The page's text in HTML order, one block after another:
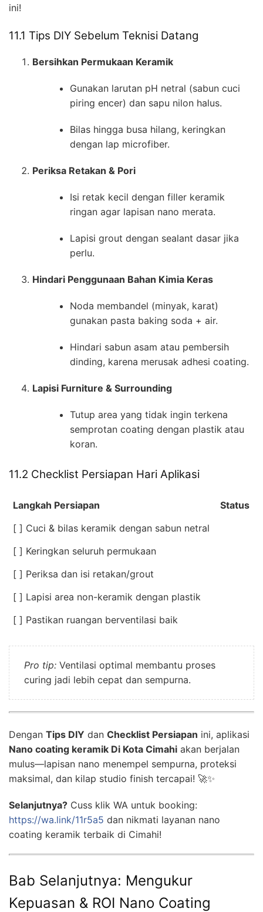
ini!
11.1 Tips DIY Sebelum Teknisi Datang
Bersihkan Permukaan Keramik
Gunakan larutan pH netral (sabun cuci
piring encer) dan sapu nilon halus.
Bilas hingga busa hilang, keringkan
dengan lap microfiber.
Periksa Retakan & Pori
Isi retak kecil dengan filler keramik
ringan agar lapisan nano merata.
Lapisi grout dengan sealant dasar jika
perlu.
Hindari Penggunaan Bahan Kimia Keras
Noda membandel (minyak, karat)
gunakan pasta baking soda + air.
Hindari sabun asam atau pembersih
dinding, karena merusak adhesi coating.
Lapisi Furniture & Surrounding
Tutup area yang tidak ingin terkena
semprotan coating dengan plastik atau
koran.
11.2 Checklist Persiapan Hari Aplikasi
Langkah Persiapan
Status
[ ] Cuci & bilas keramik dengan sabun netral
[ ] Keringkan seluruh permukaan
[ ] Periksa dan isi retakan/grout
[ ] Lapisi area non-keramik dengan plastik
[ ] Pastikan ruangan berventilasi baik
Pro tip: Ventilasi optimal membantu proses
curing jadi lebih cepat dan sempurna.
Dengan Tips DIY dan Checklist Persiapan ini, aplikasi
Nano coating keramik Di Kota Cimahi akan berjalan
mulus—lapisan nano menempel sempurna, proteksi
maksimal, dan kilap studio finish tercapai! 🚀✨
Selanjutnya? Cuss klik WA untuk booking:
https://wa.link/11r5a5 dan nikmati layanan nano
coating keramik terbaik di Cimahi!
Bab Selanjutnya: Mengukur
Kepuasan & ROI Nano Coating